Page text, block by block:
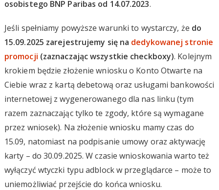
osobistego BNP Paribas od 14.07.2023.
Jeśli spełniamy powyższe warunki to wystarczy, że do
15.09.2025 zarejestrujemy się na dedykowanej stronie
promocji (zaznaczając wszystkie checkboxy). Kolejnym
krokiem będzie złożenie wniosku o Konto Otwarte na
Ciebie wraz z kartą debetową oraz usługami bankowości
internetowej z wygenerowanego dla nas linku (tym
razem zaznaczając tylko te zgody, które są wymagane
przez wniosek). Na złożenie wniosku mamy czas do
15.09, natomiast na podpisanie umowy oraz aktywację
karty – do 30.09.2025. W czasie wnioskowania warto też
wyłączyć wtyczki typu adblock w przeglądarce – może to
uniemożliwiać przejście do końca wniosku.